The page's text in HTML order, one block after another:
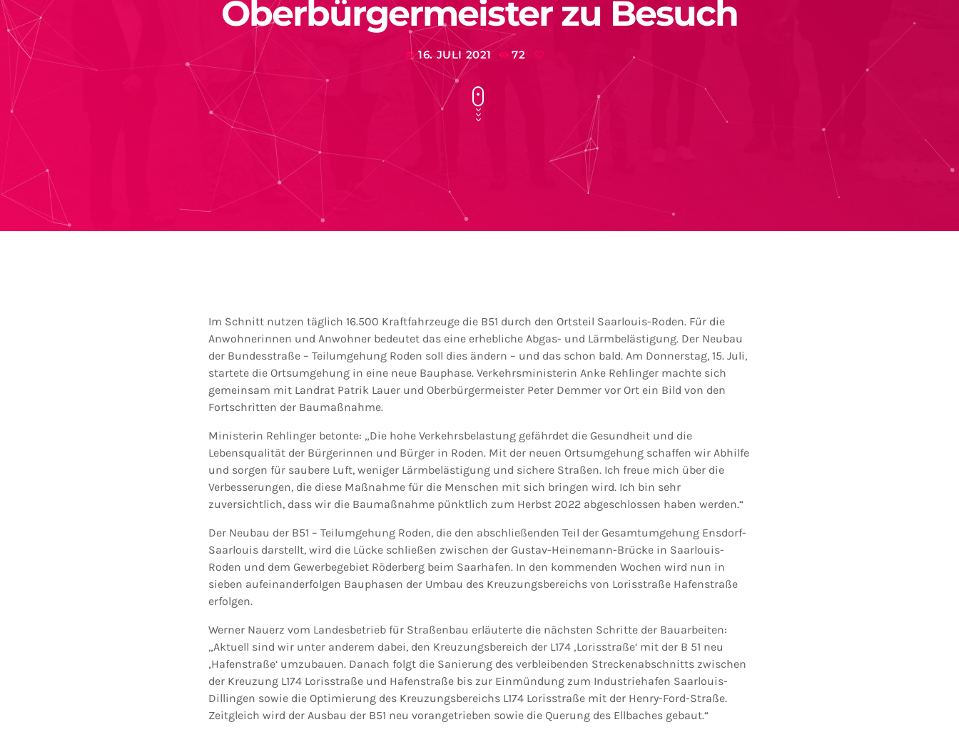
Oberbürgermeister zu Besuch
today 16. JULI 2021 72
Im Schnitt nutzen täglich 16.500 Kraftfahrzeuge die B51 durch den Ortsteil Saarlouis-Roden. Für die
Anwohnerinnen und Anwohner bedeutet das eine erhebliche Abgas- und Lärmbelästigung. Der Neubau
der Bundesstraße – Teilumgehung Roden soll dies ändern – und das schon bald. Am Donnerstag, 15. Juli,
startete die Ortsumgehung in eine neue Bauphase. Verkehrsministerin Anke Rehlinger machte sich
gemeinsam mit Landrat Patrik Lauer und Oberbürgermeister Peter Demmer vor Ort ein Bild von den
Fortschritten der Baumaßnahme.
Ministerin Rehlinger betonte: „Die hohe Verkehrsbelastung gefährdet die Gesundheit und die
Lebensqualität der Bürgerinnen und Bürger in Roden. Mit der neuen Ortsumgehung schaffen wir Abhilfe
und sorgen für saubere Luft, weniger Lärmbelästigung und sichere Straßen. Ich freue mich über die
Verbesserungen, die diese Maßnahme für die Menschen mit sich bringen wird. Ich bin sehr
zuversichtlich, dass wir die Baumaßnahme pünktlich zum Herbst 2022 abgeschlossen haben werden.“
Der Neubau der B51 – Teilumgehung Roden, die den abschließenden Teil der Gesamtumgehung Ensdorf-
Saarlouis darstellt, wird die Lücke schließen zwischen der Gustav-Heinemann-Brücke in Saarlouis-
Roden und dem Gewerbegebiet Röderberg beim Saarhafen. In den kommenden Wochen wird nun in
sieben aufeinanderfolgen Bauphasen der Umbau des Kreuzungsbereichs von Lorisstraße Hafenstraße
erfolgen.
Werner Nauerz vom Landesbetrieb für Straßenbau erläuterte die nächsten Schritte der Bauarbeiten:
„Aktuell sind wir unter anderem dabei, den Kreuzungsbereich der L174 ‚Lorisstraße‘ mit der B 51 neu
‚Hafenstraße‘ umzubauen. Danach folgt die Sanierung des verbleibenden Streckenabschnitts zwischen
der Kreuzung L174 Lorisstraße und Hafenstraße bis zur Einmündung zum Industriehafen Saarlouis-
Dillingen sowie die Optimierung des Kreuzungsbereichs L174 Lorisstraße mit der Henry-Ford-Straße.
Zeitgleich wird der Ausbau der B51 neu vorangetrieben sowie die Querung des Ellbaches gebaut.“